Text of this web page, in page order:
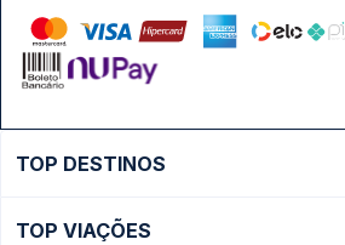
TOP DESTINOS
TOP VIAÇÕES